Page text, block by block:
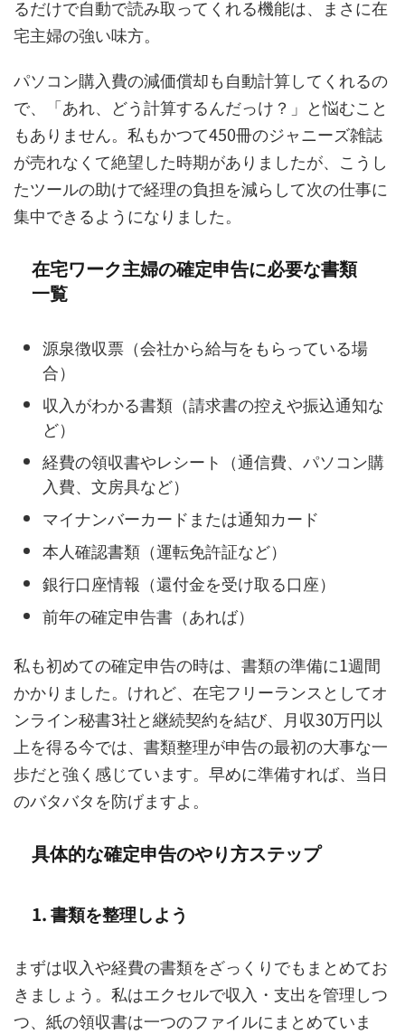
るだけで自動で読み取ってくれる機能は、まさに在
宅主婦の強い味方。
パソコン購入費の減価償却も自動計算してくれるの
で、「あれ、どう計算するんだっけ？」と悩むこと
もありません。私もかつて450冊のジャニーズ雑誌
が売れなくて絶望した時期がありましたが、こうし
たツールの助けで経理の負担を減らして次の仕事に
集中できるようになりました。
在宅ワーク主婦の確定申告に必要な書類
一覧
源泉徴収票（会社から給与をもらっている場
合）
収入がわかる書類（請求書の控えや振込通知な
ど）
経費の領収書やレシート（通信費、パソコン購
入費、文房具など）
マイナンバーカードまたは通知カード
本人確認書類（運転免許証など）
銀行口座情報（還付金を受け取る口座）
前年の確定申告書（あれば）
私も初めての確定申告の時は、書類の準備に1週間
かかりました。けれど、在宅フリーランスとしてオ
ンライン秘書3社と継続契約を結び、月収30万円以
上を得る今では、書類整理が申告の最初の大事な一
歩だと強く感じています。早めに準備すれば、当日
のバタバタを防げますよ。
具体的な確定申告のやり方ステップ
1. 書類を整理しよう
まずは収入や経費の書類をざっくりでもまとめてお
きましょう。私はエクセルで収入・支出を管理しつ
つ、紙の領収書は一つのファイルにまとめていま